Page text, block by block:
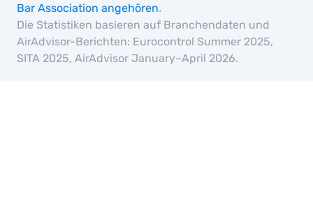
Bar Association angehören.
Die Statistiken basieren auf Branchendaten und
AirAdvisor-Berichten: Eurocontrol Summer 2025,
SITA 2025, AirAdvisor January–April 2026.